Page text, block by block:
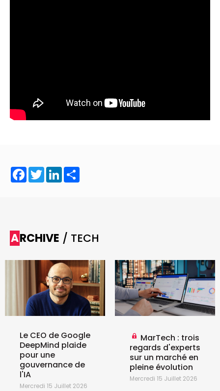
Facebook
TwitterLinkedIn
ARCHIVE / TECH
Le CEO de Google
DeepMind plaide
pour une
gouvernance de
l'IA
Mercredi 15 Juillet 2026
MarTech : trois
regards d'experts
sur un marché en
pleine évolution
Mercredi 15 Juillet 2026